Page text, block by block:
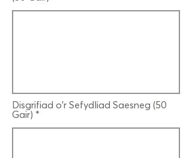
Disgrifiad o'r Sefydliad Saesneg (50
Gair)